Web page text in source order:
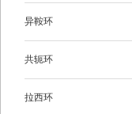
异鞍环
共轭环
拉西环